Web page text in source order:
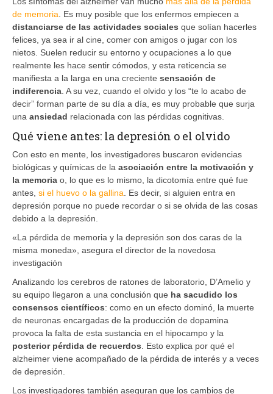
de memoria . Es muy posible que los enfermos empiecen a
distanciarse de las actividades sociales que solían hacerles
felices, ya sea ir al cine, comer con amigos o jugar con los
nietos. Suelen reducir su entorno y ocupaciones a lo que
realmente les hace sentir cómodos, y esta reticencia se
manifiesta a la larga en una creciente sensación de
indiferencia . A su vez, cuando el olvido y los “te lo acabo de
decir” forman parte de su día a día, es muy probable que surja
una ansiedad relacionada con las pérdidas cognitivas.
Qué viene antes: la depresión o el olvido
Con esto en mente, los investigadores buscaron evidencias
biológicas y químicas de la asociación entre la motivación y
la memoria o, lo que es lo mismo, la dicotomía entre qué fue
antes, si el huevo o la gallina . Es decir, si alguien entra en
depresión porque no puede recordar o si se olvida de las cosas
debido a la depresión.
«La pérdida de memoria y la depresión son dos caras de la
misma moneda», asegura el director de la novedosa
investigación
Analizando los cerebros de ratones de laboratorio, D’Amelio y
su equipo llegaron a una conclusión que ha sacudido los
consensos científicos: como en un efecto dominó, la muerte
de neuronas encargadas de la producción de dopamina
provoca la falta de esta sustancia en el hipocampo y la
posterior pérdida de recuerdos . Esto explica por qué el
alzheimer viene acompañado de la pérdida de interés y a veces
de depresión.
Los investigadores también aseguran que los cambios de